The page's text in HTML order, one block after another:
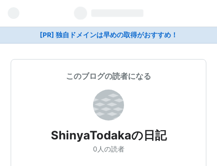
[PR] 独自ドメインは早めの取得がおすすめ！
このブログの読者になる
ShinyaTodakaの日記
0人の読者